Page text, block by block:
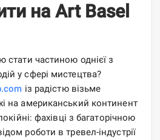
на Art Basel
стати частиною однієї з
у сфері мистецтва?
із радістю візьме
на американський континент
фахівці з багаторічною
роботи в тревел-індустрії